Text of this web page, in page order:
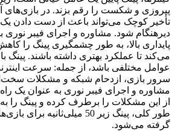
پیروزی و شکست را رقم بزند. در بازی‌های
تأخیر کوچک می‌تواند باعث از دست دادن
دیرهنگام شود. مشاوره و اجرای فیبر نوری
پایداری بالا، به طور چشمگیری پینگ را
می‌کند تا عملکرد بهتری داشته باشند. پینگ
عوامل مختلفی باشد، از جمله: سرعت
سرور بازی، ازدحام شبکه و مشکلات
مشاوره و اجرای فیبر نوری به عنوان یک
از این مشکلات را برطرف کرده و پینگ را
طور کلی، پینگ زیر 50
گرفته می‌شود.